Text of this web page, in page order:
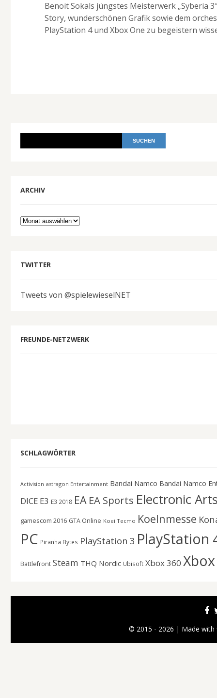
Benoit Sokals jüngstes Meisterwerk „Syberia
Story, wunderschönen Grafik sowie dem
PlayStation 4 und Xbox One zu begeistern
ARCHIV
Archiv
TWITTER
Tweets von @spielewieselNET
FREUNDE-NETZWERK
SCHLAGWÖRTER
Activision astragon Entertainment Bandai Namco Bandai Namco
DICE E3 E3 2018 EA EA Sports Electronic
gamescom 2016 GTA Online Koei Tecmo Koelnmesse
PC Piranha Bytes PlayStation 3 PlayStation
Battlefront Steam THQ Nordic Ubisoft Xbox 360
© 2015 - 2026 | Made